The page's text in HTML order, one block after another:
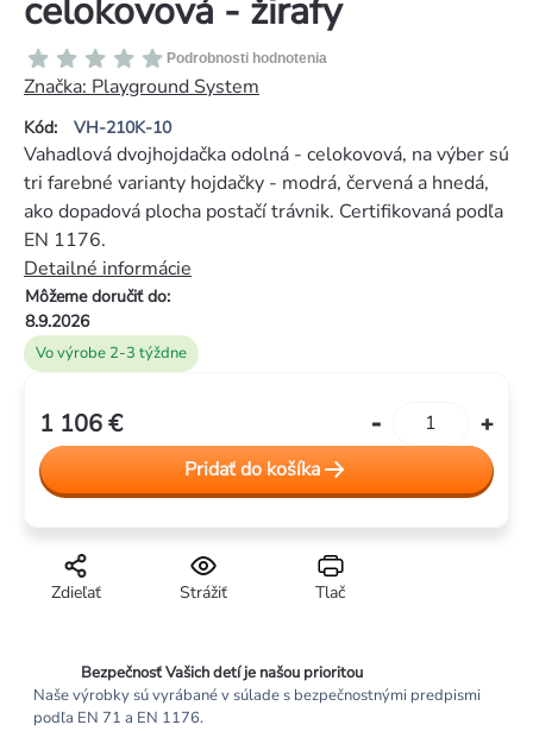
celokovová - žirafy
Kód: VH-210K-10
Priemerné
hodnotenie
produktu
je
0,0
5
hviezdičiek.
Podrobnosti hodnotenia
Značka: Playground System
Vo výrobe 2-3 týždne
Môžeme doručiť do:
8.9.2026
Vahadlová dvojhojdačka odolná - celokovová, na výber sú
tri farebné varianty hojdačky - modrá, červená a hnedá,
ako dopadová plocha postačí trávnik. Certifikovaná podľa
EN 1176.
Detailné informácie
Tlač
Strážiť
Zdieľať
1 106 €
cena:Pridať do košíka
Bezpečnosť Vašich detí je našou prioritou
Naše výrobky sú vyrábané v súlade s bezpečnostnými predpismi
podľa EN 71 a EN 1176.